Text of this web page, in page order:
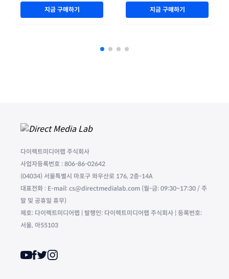
지금 구매하기 지금 구매하기
다이렉트미디어랩 주식회사
사업자등록번호 : 806-86-02642
(04034) 서울특별시 마포구 와우산로 176, 2층-14A
대표전화 : E-mail: cs@directmedialab.com (월-금: 09:30~17:30 / 주
말 및 공휴일 휴무)
제호: 다이렉트미디어랩 | 발행인: 다이렉트미디어랩 주식회사 | 등록번호:
서울, 아55103